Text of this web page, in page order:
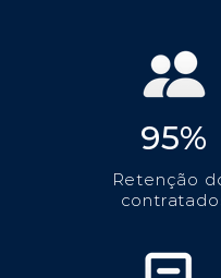
95%
Retenção